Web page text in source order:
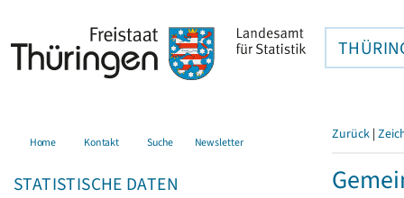
Home Kontakt Suche Newsletter
STATISTISCHE DATEN
Zurück |